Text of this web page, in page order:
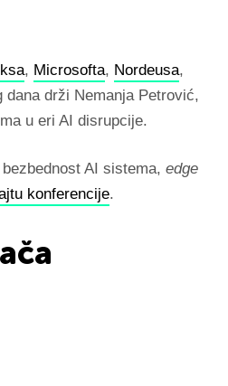
, Microsofta, Nordeusa,
dana drži Nemanja Petrović,
u eri AI disrupcije.
AI sistema, edge
konferencije.